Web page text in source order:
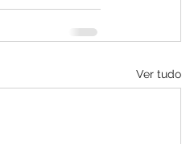
Ver tudo